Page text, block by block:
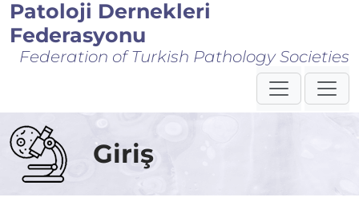
Patoloji Dernekleri
Federasyonu
Federation of Turkish Pathology Societies
Giriş